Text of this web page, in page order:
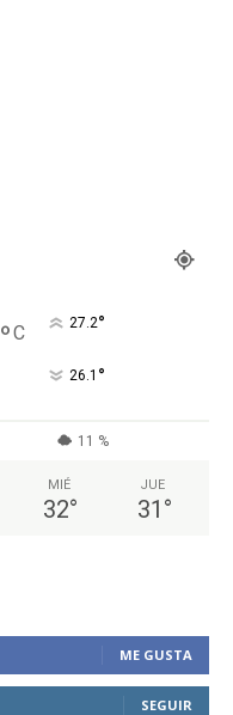
°C 27.2°
26.1 °
11 %
MIÉ
32°
JUE
31 °
ME GUSTA
SEGUIR